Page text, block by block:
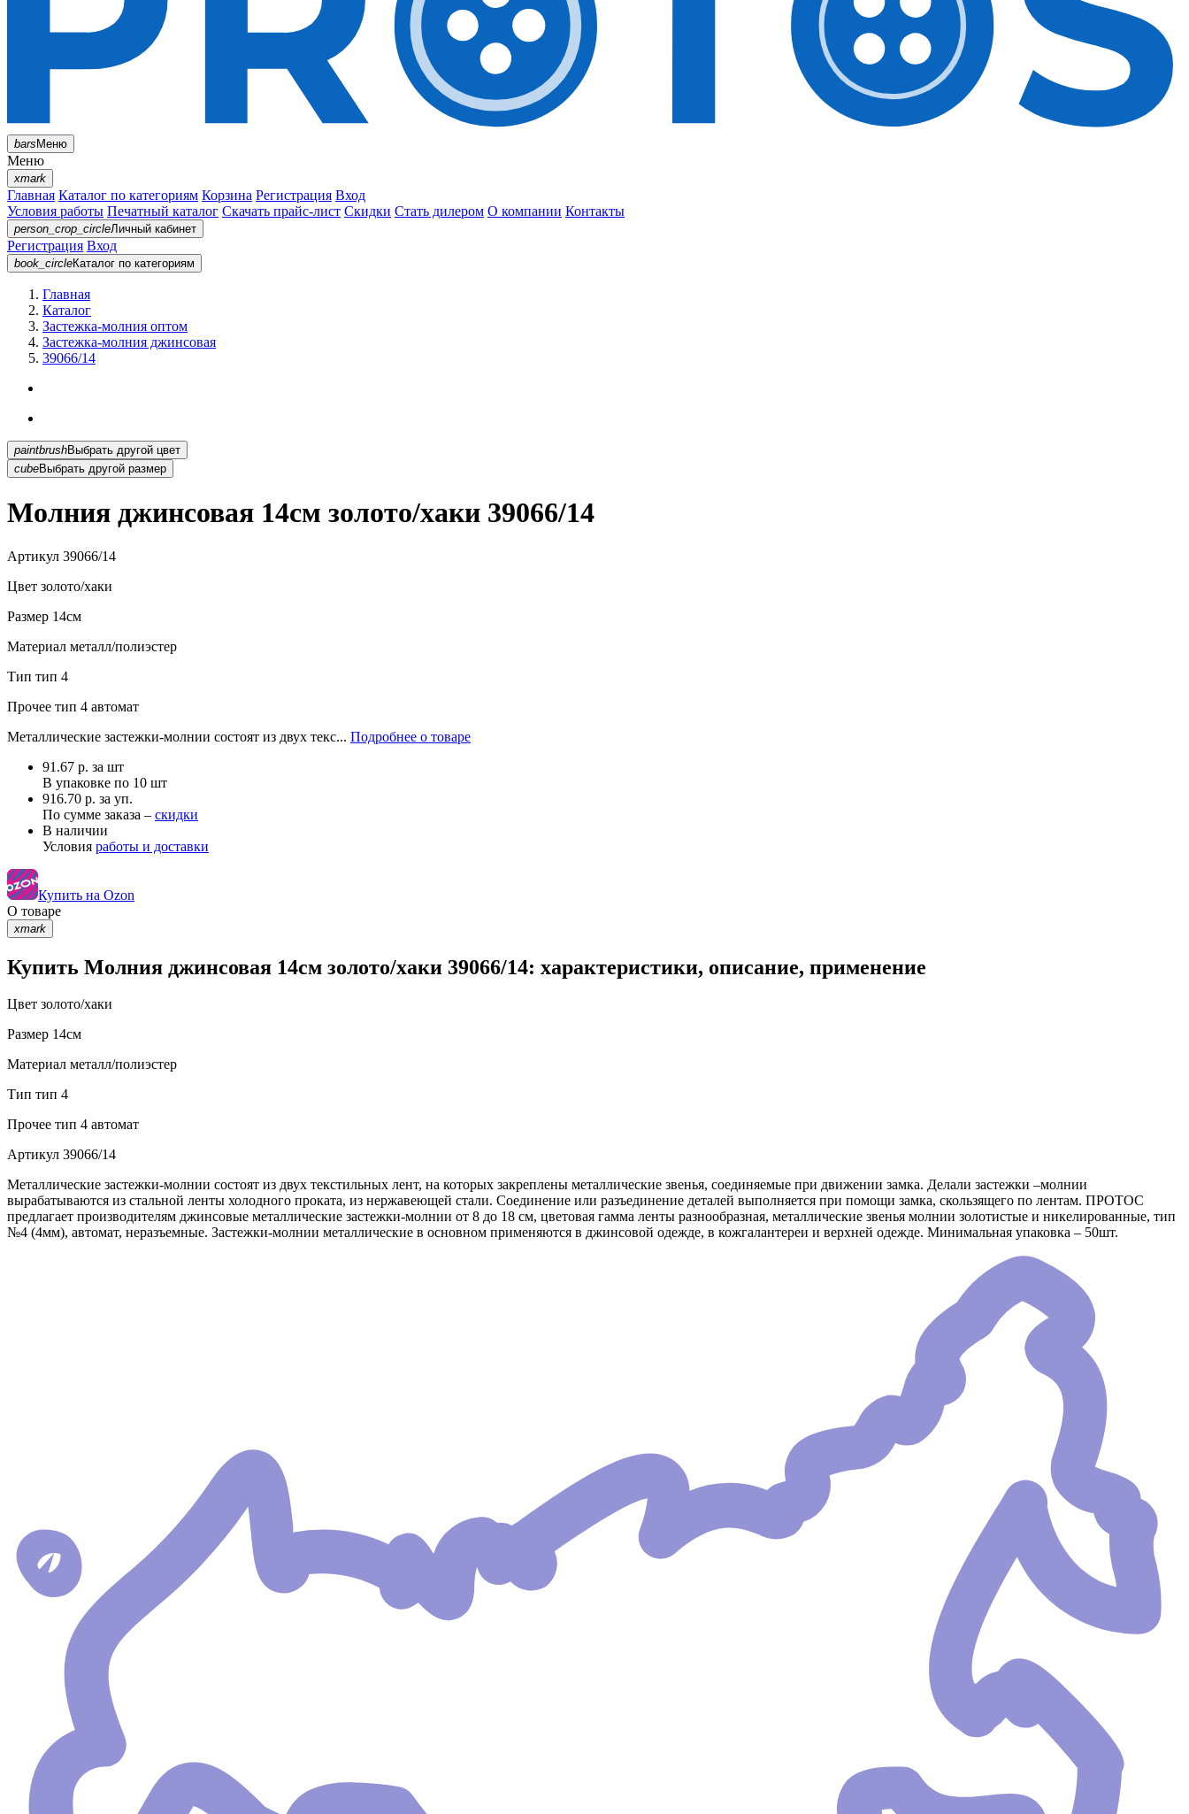
barsМеню
Меню
xmark
Главная Каталог по категориям Корзина Регистрация Вход
Условия работы Печатный каталог Скачать прайс-лист Скидки Стать дилером О компании Контакты
person_crop_circleЛичный кабинет
Регистрация Вход
book_circleКаталог по категориям
Главная
Каталог
Застежка-молния оптом
Застежка-молния джинсовая
39066/14
paintbrush
Выбрать другой цвет
cubeВыбрать другой размер
Молния джинсовая 14см золото/хаки 39066/14
Артикул 39066/14
Цвет золото/хаки
Размер 14см
Материал металл/полиэстер
Тип тип 4
Прочее тип 4 автомат
Металлические застежки-молнии состоят из двух текс... Подробнее о товаре
91.67 р. за шт
В упаковке по 10 шт
916.70 р. за уп.
По сумме заказа – скидки
В наличии
Условия работы и доставки
Купить на Ozon
О товаре
xmark
Купить Молния джинсовая 14см золото/хаки 39066/14: характеристики, описание, применение
Цвет золото/хаки
Размер 14см
Материал металл/полиэстер
Тип тип 4
Прочее тип 4 автомат
Артикул 39066/14
Металлические застежки-молнии состоят из двух текстильных лент, на которых закреплены металлические звенья, соединяемые при движении замка. Делали застежки –молнии
вырабатываются из стальной ленты холодного проката, из нержавеющей стали. Соединение или разъединение деталей выполняется при помощи замка, скользящего по лентам. ПРОТОС
предлагает производителям джинсовые металлические застежки-молнии от 8 до 18 см, цветовая гамма ленты разнообразная, металлические звенья молнии золотистые и никелированные, тип
№4 (4мм), автомат, неразъемные. Застежки-молнии металлические в основном применяются в джинсовой одежде, в кожгалантереи и верхней одежде. Минимальная упаковка – 50шт.